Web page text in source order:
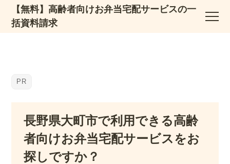
【無料】高齢者向けお弁当宅配サービスの一
括資料請求
長野県大町市で利用できる高齢
者向けお弁当宅配サービスをお
探しですか？